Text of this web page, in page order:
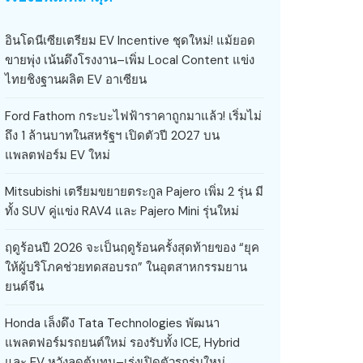
อินโดนีเซียเตรียม EV Incentive ชุดใหม่! แม้ยอด
ขายพุ่ง เน้นดึงโรงงาน–เพิ่ม Local Content แข่ง
ไทยชิงฐานผลิต EV อาเซียน
Ford Fathom กระบะไฟฟ้าราคาถูกมาแล้ว! เริ่มไม่
ถึง 1 ล้านบาทในสหรัฐฯ เปิดตัวปี 2027 บน
แพลตฟอร์ม EV ใหม่
Mitsubishi เตรียมขยายตระกูล Pajero เพิ่ม 2 รุ่น มี
ทั้ง SUV คู่แข่ง RAV4 และ Pajero Mini รุ่นใหม่
ฤดูร้อนปี 2026 จะเป็นฤดูร้อนครั้งสุดท้ายของ “ยุค
ให้ผู้บริโภคช่วยทดสอบรถ” ในอุตสาหกรรมยาน
ยนต์จีน
Honda เล็งดึง Tata Technologies พัฒนา
แพลตฟอร์มรถยนต์ใหม่ รองรับทั้ง ICE, Hybrid